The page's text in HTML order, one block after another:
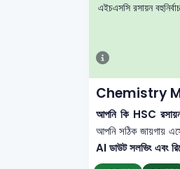
এইচএসসি রসায়ন
Chemistry
আপনি কি HSC
আপনি সঠিক জায়গায়
AI ডাউট সলভিং এবং